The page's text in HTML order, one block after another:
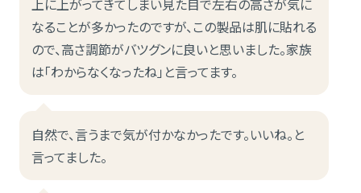
なることが多かったのですが、この製品は肌に貼れる
ので、高さ調節がバツグンに良いと思いました。家族
は「わからなくなったね」と言ってます。
自然で、言うまで気が付かなかったです。いいね。と
言ってました。